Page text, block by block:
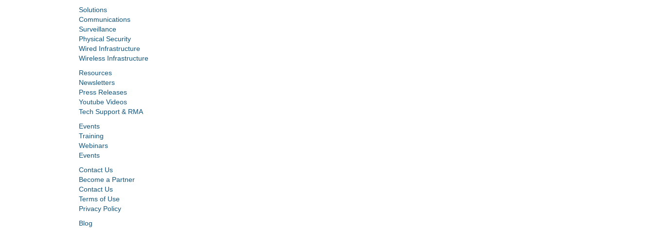
Solutions
Communications
Surveillance
Physical Security
Wired Infrastructure
Wireless Infrastructure
Resources
Newsletters
Press Releases
Youtube Videos
Tech Support & RMA
Events
Training
Webinars
Events
Contact Us
Become a Partner
Contact Us
Terms of Use
Privacy Policy
Blog